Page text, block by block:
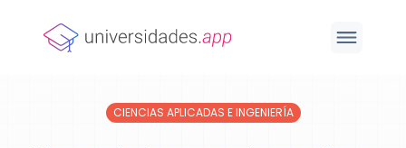
CIENCIAS APLICADAS E INGENIERÍA